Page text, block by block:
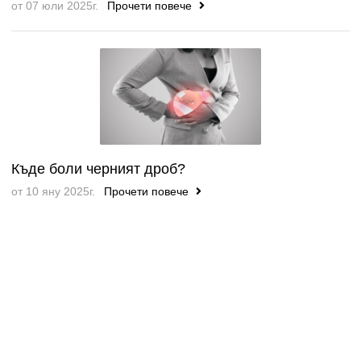
от 07 юли 2025г. Прочети повече
Къде боли черният дроб?
от 10 яну 2025г. Прочети повече